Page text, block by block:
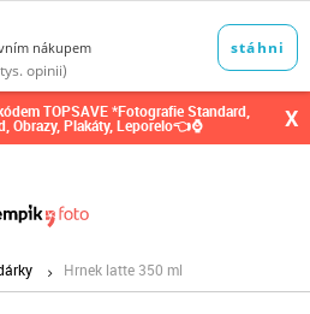
TOPSAVE *Fotografie Standard,
Obrazy, Plakáty, Leporelo👈⌚ X
Hrnek latte 350 ml